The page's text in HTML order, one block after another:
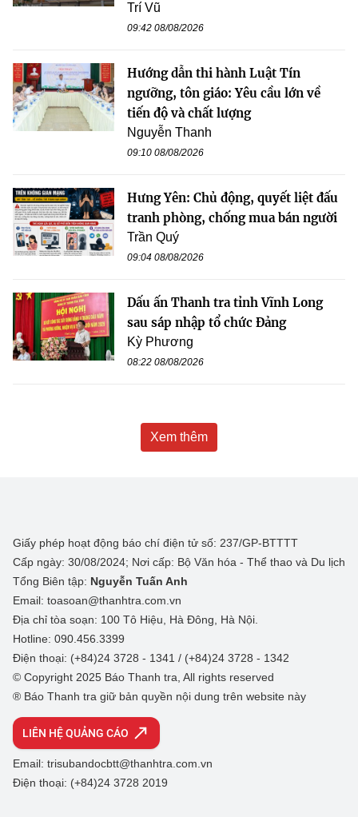
Trí Vũ
09:42 08/08/2026
Hướng dẫn thi hành Luật Tín
ngưỡng, tôn giáo: Yêu cầu lớn về
tiến độ và chất lượng
Nguyễn Thanh
09:10 08/08/2026
Hưng Yên: Chủ động, quyết liệt đấu
tranh phòng, chống mua bán người
Trần Quý
09:04 08/08/2026
Dấu ấn Thanh tra tỉnh Vĩnh Long
sau sáp nhập tổ chức Đảng
Kỳ Phương
08:22 08/08/2026
Xem thêm
Giấy phép hoạt động báo chí điện tử số: 237/GP-BTTTT
Cấp ngày: 30/08/2024; Nơi cấp: Bộ Văn hóa - Thể thao và Du lịch
Tổng Biên tập: Nguyễn Tuấn Anh
Email: toasoan@thanhtra.com.vn
Địa chỉ tòa soạn: 100 Tô Hiệu, Hà Đông, Hà Nội.
Hotline: 090.456.3399
Điện thoại: (+84)24 3728 - 1341 / (+84)24 3728 - 1342
© Copyright 2025 Báo Thanh tra, All rights reserved
® Báo Thanh tra giữ bản quyền nội dung trên website này
LIÊN HỆ QUẢNG CÁO
Email: trisubandocbtt@thanhtra.com.vn
Điện thoại: (+84)24 3728 2019